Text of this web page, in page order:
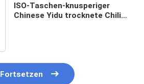
ISO-Taschen-knusperiger
Chinese Yidu trocknete Chili
Fortsetzen